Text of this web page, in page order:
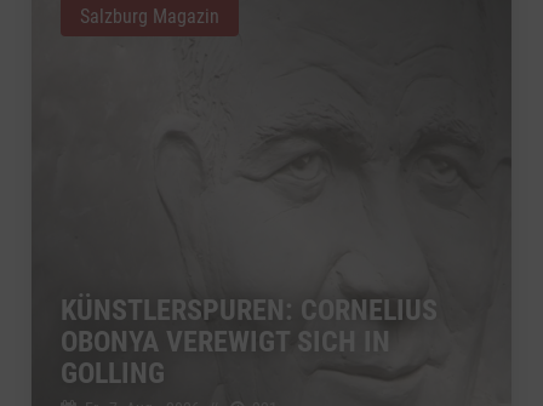
KÜNSTLERSPUREN: CORNELIUS
OBONYA VEREWIGT SICH IN
GOLLING
Salzburg Magazin